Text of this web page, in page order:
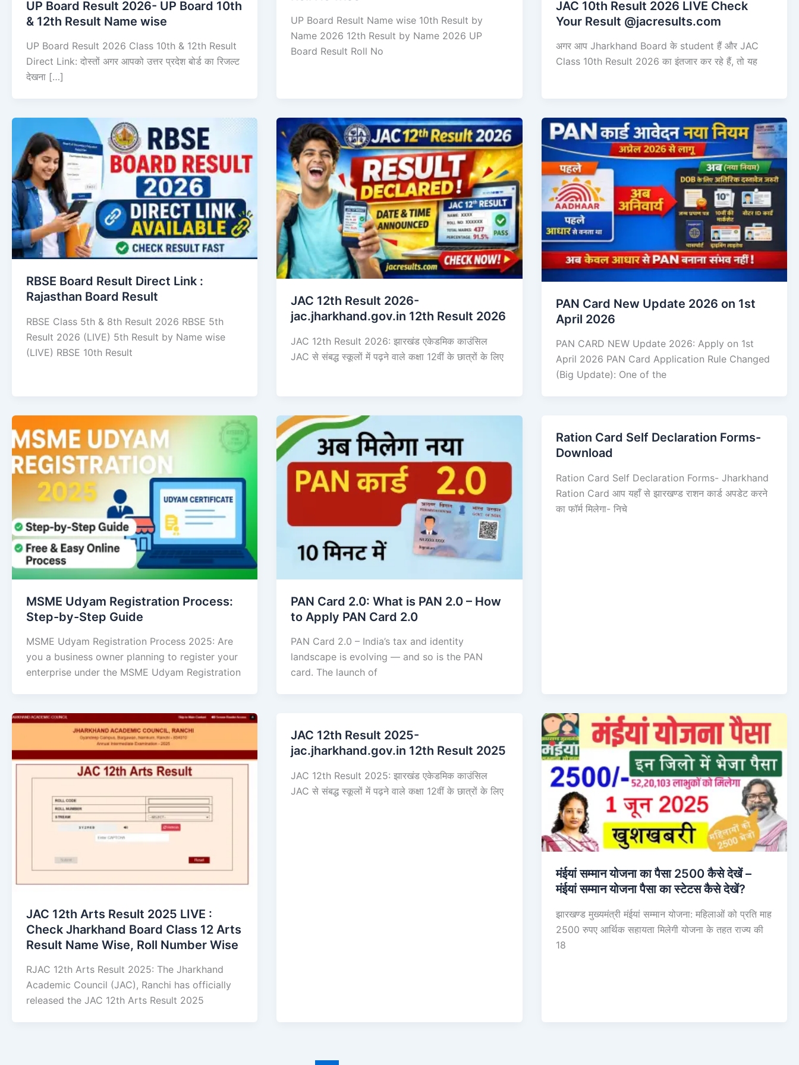
UP Board Result 2026- UP Board 10th
& 12th Result Name wise
UP Board Result 2026 Class 10th & 12th Result
Direct Link: दोस्तों अगर आपको उत्तर प्रदेश बोर्ड का रिजल्ट
देखना […]
UP Board Result Name wise 10th Result by
Name 2026 12th Result by Name 2026 UP
Board Result Roll No
JAC 10th Result 2026 LIVE Check
Your Result @jacresults.com
अगर आप Jharkhand Board के student हैं और JAC
Class 10th Result 2026 का इंतजार कर रहे हैं, तो यह
RBSE Board Result Direct Link : ​
Rajasthan Board Result
RBSE Class 5th & 8th Result 2026 RBSE 5th
Result 2026 (LIVE) 5th Result by Name wise
(LIVE) RBSE 10th Result
JAC 12th Result 2026-
jac.jharkhand.gov.in 12th Result 2026
JAC 12th Result 2026: झारखंड एकेडमिक काउंसिल
JAC से संबद्ध स्कूलों में पढ़ने वाले कक्षा 12वीं के छात्रों के लिए
PAN Card New Update 2026 on 1st
April 2026
PAN CARD NEW Update 2026: Apply on 1st
April 2026 PAN Card Application Rule Changed
(Big Update): One of the
MSME Udyam Registration Process:
Step-by-Step Guide
MSME Udyam Registration Process 2025: Are
you a business owner planning to register your
enterprise under the MSME Udyam Registration
PAN Card 2.0: What is PAN 2.0 – How
to Apply PAN Card 2.0
PAN Card 2.0 – India’s tax and identity
landscape is evolving — and so is the PAN
card. The launch of
Ration Card Self Declaration Forms-
Download
Ration Card Self Declaration Forms- Jharkhand
Ration Card आप यहाँ से झारखण्ड राशन कार्ड अपडेट करने
का फॉर्म मिलेगा- निचे
JAC 12th Arts Result 2025 LIVE :
Check Jharkhand Board Class 12 Arts
Result Name Wise, Roll Number Wise
RJAC 12th Arts Result 2025: The Jharkhand
Academic Council (JAC), Ranchi has officially
released the JAC 12th Arts Result 2025
JAC 12th Result 2025-
jac.jharkhand.gov.in 12th Result 2025
JAC 12th Result 2025: झारखंड एकेडमिक काउंसिल
JAC से संबद्ध स्कूलों में पढ़ने वाले कक्षा 12वीं के छात्रों के लिए
मंईयां सम्मान योजना का पैसा 2500 कैसे देखें –
मंईयां सम्मान योजना पैसा का स्टेटस कैसे देखें?
झारखण्ड मुख्यमंत्री मंईयां सम्मान योजना: महिलाओं को प्रति माह
2500 रुपए आर्थिक सहायता मिलेगी योजना के तहत राज्य की
18